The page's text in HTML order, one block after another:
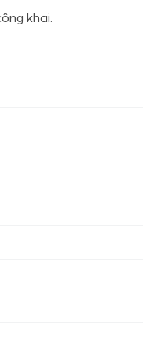
khai.